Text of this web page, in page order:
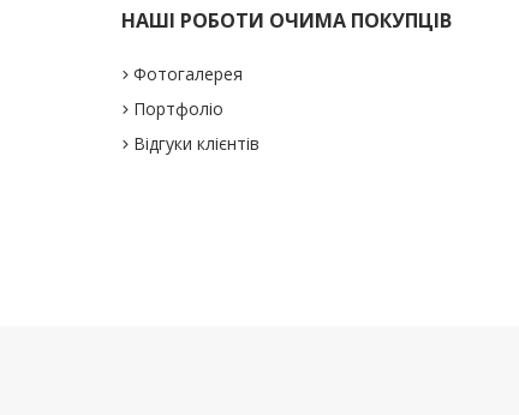
НАШІ РОБОТИ ОЧИМА ПОКУПЦІВ
Фотогалерея
Портфоліо
Відгуки клієнтів